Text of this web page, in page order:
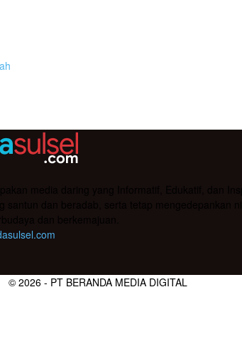
© 2026 - PT BERANDA MEDIA DIGITAL